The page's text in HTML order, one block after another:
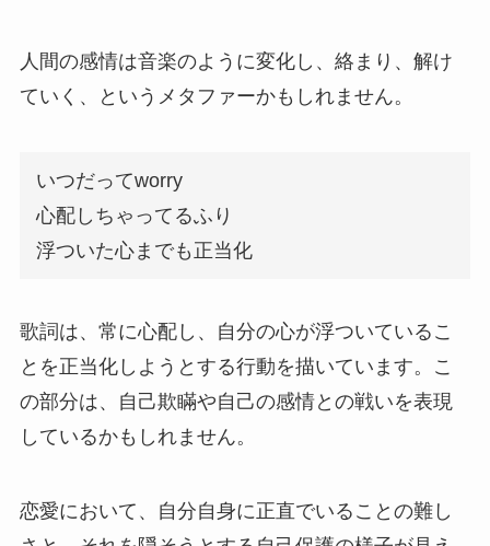
人間の感情は音楽のように変化し、絡まり、解け
ていく、というメタファーかもしれません。
いつだってworry
心配しちゃってるふり
浮ついた心までも正当化
歌詞は、常に心配し、自分の心が浮ついているこ
とを正当化しようとする行動を描いています。こ
の部分は、自己欺瞞や自己の感情との戦いを表現
しているかもしれません。
恋愛において、自分自身に正直でいることの難し